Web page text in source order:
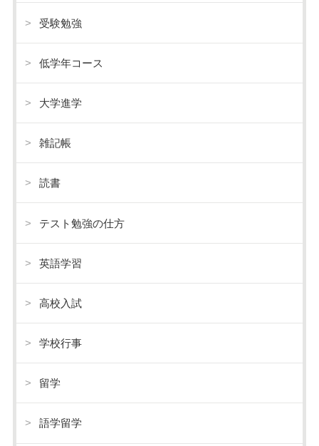
受験勉強
低学年コース
大学進学
雑記帳
読書
テスト勉強の仕方
英語学習
高校入試
学校行事
留学
語学留学